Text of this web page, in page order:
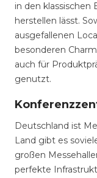
in den klassischen
herstellen lässt.
ausgefallenen
besonderen
auch für
genutzt.
Deutschland ist
Land gibt es
großen
perfekte